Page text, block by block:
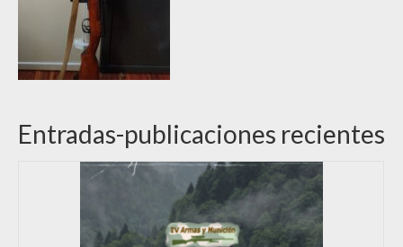
Entradas-publicaciones recientes